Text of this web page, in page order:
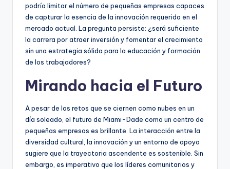
podría limitar el número de pequeñas empresas capaces
de capturar la esencia de la innovación requerida en el
mercado actual. La pregunta persiste: ¿será suficiente
la carrera por atraer inversión y fomentar el crecimiento
sin una estrategia sólida para la educación y formación
de los trabajadores?
Mirando hacia el Futuro
A pesar de los retos que se ciernen como nubes en un
día soleado, el futuro de Miami-Dade como un centro de
pequeñas empresas es brillante. La interacción entre la
diversidad cultural, la innovación y un entorno de apoyo
sugiere que la trayectoria ascendente es sostenible. Sin
embargo, es imperativo que los líderes comunitarios y